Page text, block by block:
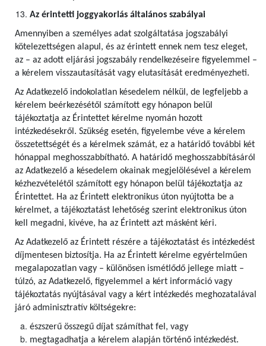
Az érintetti joggyakorlás általános szabályai
Amennyiben a személyes adat szolgáltatása jogszabályi
kötelezettségen alapul, és az érintett ennek nem tesz eleget,
az – az adott eljárási jogszabály rendelkezéseire figyelemmel –
a kérelem visszautasítását vagy elutasítását eredményezheti.
Az Adatkezelő indokolatlan késedelem nélkül, de legfeljebb a
kérelem beérkezésétől számított egy hónapon belül
tájékoztatja az Érintettet kérelme nyomán hozott
intézkedésekről. Szükség esetén, figyelembe véve a kérelem
összetettségét és a kérelmek számát, ez a határidő további két
hónappal meghosszabbítható. A határidő meghosszabbításáról
az Adatkezelő a késedelem okainak megjelölésével a kérelem
kézhezvételétől számított egy hónapon belül tájékoztatja az
Érintettet. Ha az Érintett elektronikus úton nyújtotta be a
kérelmet, a tájékoztatást lehetőség szerint elektronikus úton
kell megadni, kivéve, ha az Érintett azt másként kéri.
Az Adatkezelő az Érintett részére a tájékoztatást és intézkedést
díjmentesen biztosítja. Ha az Érintett kérelme egyértelműen
megalapozatlan vagy – különösen ismétlődő jellege miatt –
túlzó, az Adatkezelő, figyelemmel a kért információ vagy
tájékoztatás nyújtásával vagy a kért intézkedés meghozatalával
járó adminisztratív költségekre:
észszerű összegű díjat számíthat fel, vagy
megtagadhatja a kérelem alapján történő intézkedést.